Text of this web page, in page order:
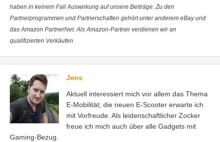
haben in keinem Fall Auswirkung auf unsere Beiträge. Zu den
Partnerprogrammen und Partnerschaften gehört unter anderem eBay und
das Amazon PartnerNet. Als Amazon-Partner verdienen wir an
qualifizierten Verkäufen.
Jens
Aktuell interessiert mich vor allem das Thema
E-Mobilität; die neuen E-Scooter erwarte ich
mit Vorfreude. Als leidenschaftlicher Zocker
freue ich mich auch über alle Gadgets mit
Gaming-Bezug.